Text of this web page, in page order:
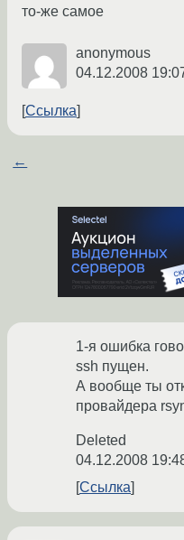
то-же самое
anonymous
04.12.2008
Ссылка
←
1-я ошибка
ssh пущен.
А вообще ты
провайдера
Deleted
04.12.2008
Ссылка